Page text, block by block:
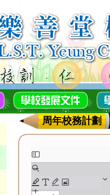
周年校務計劃